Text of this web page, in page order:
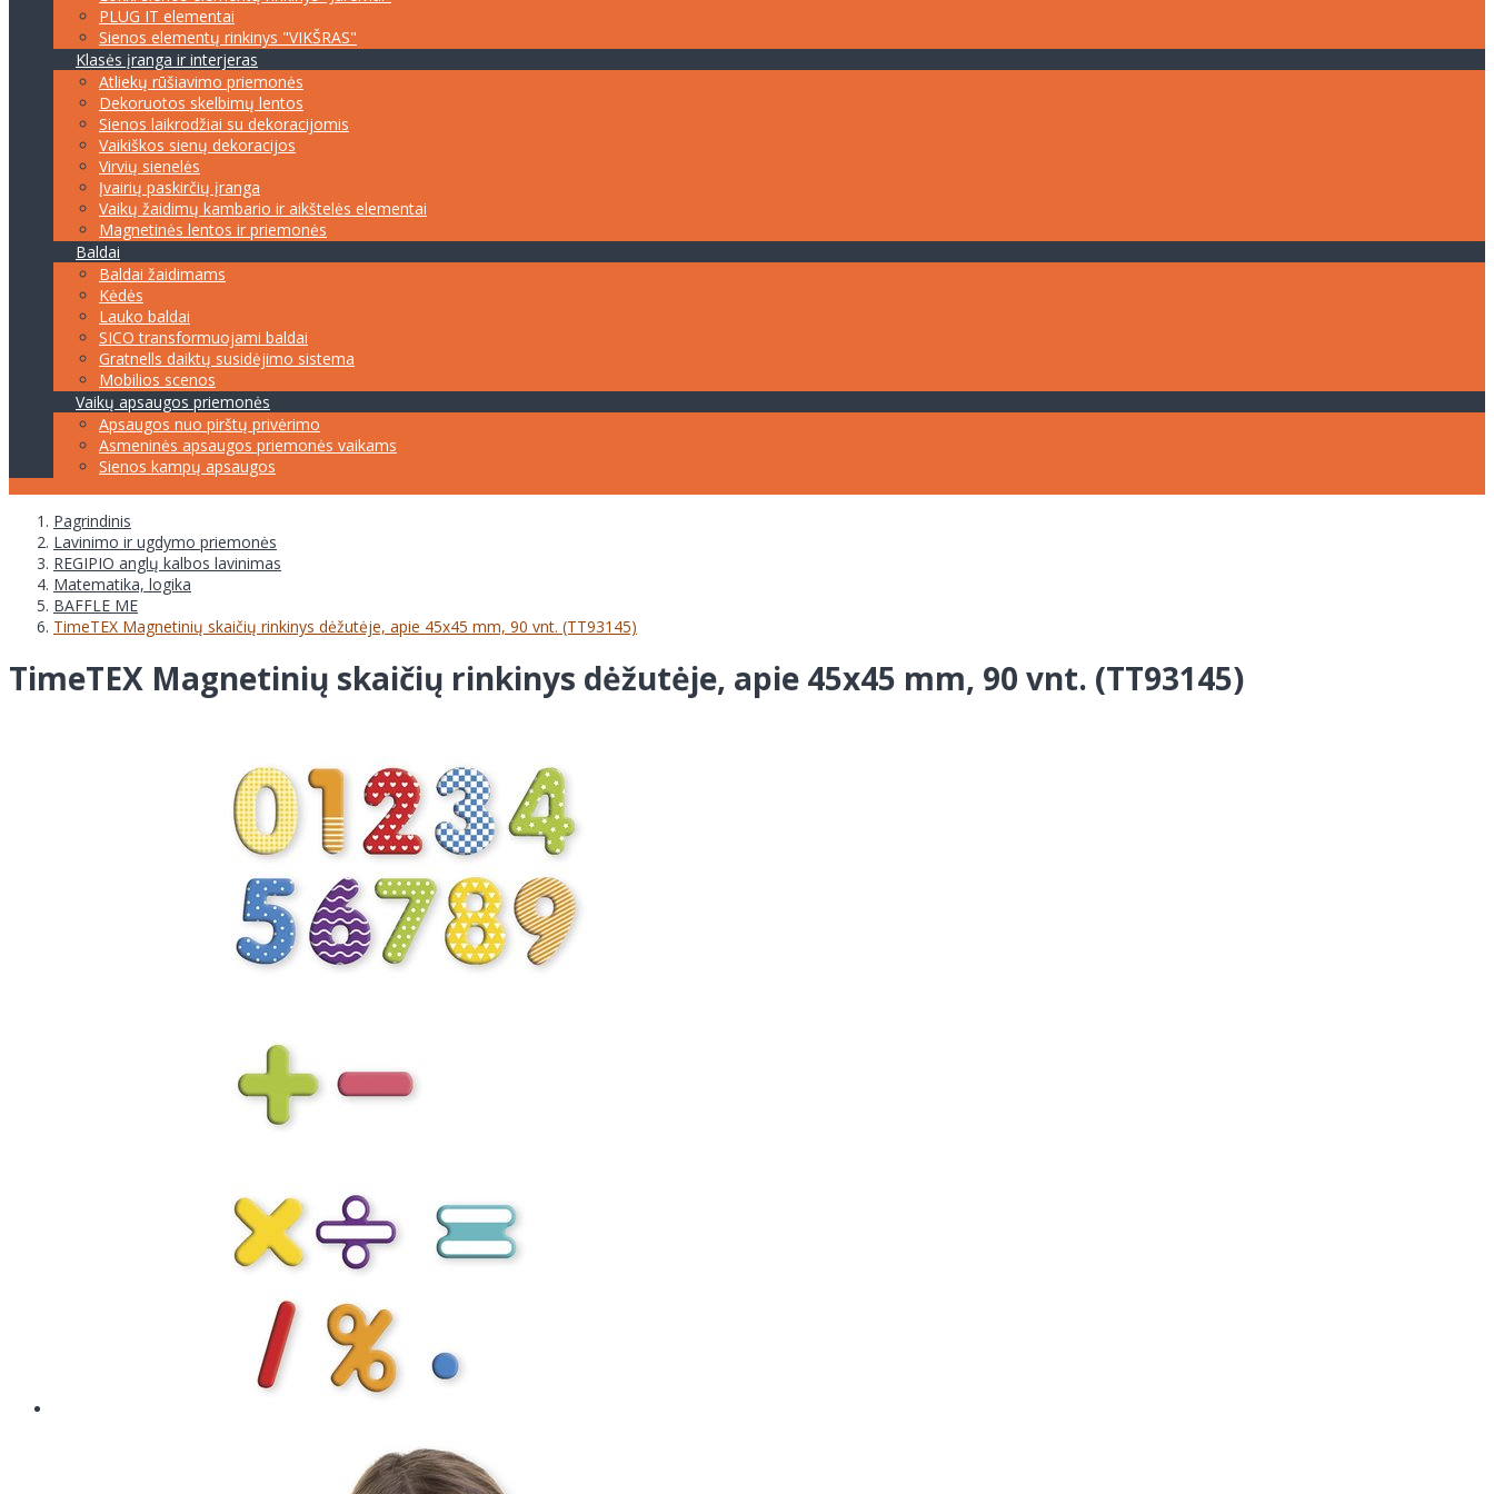
PLUG IT elementai
Sienos elementų rinkinys "VIKŠRAS"
Klasės įranga ir interjeras
Atliekų rūšiavimo priemonės
Dekoruotos skelbimų lentos
Sienos laikrodžiai su dekoracijomis
Vaikiškos sienų dekoracijos
Virvių sienelės
Įvairių paskirčių įranga
Vaikų žaidimų kambario ir aikštelės elementai
Magnetinės lentos ir priemonės
Baldai
Baldai žaidimams
Kėdės
Lauko baldai
SICO transformuojami baldai
Gratnells daiktų susidėjimo sistema
Mobilios scenos
Vaikų apsaugos priemonės
Apsaugos nuo pirštų privėrimo
Asmeninės apsaugos priemonės vaikams
Sienos kampų apsaugos
Pagrindinis
Lavinimo ir ugdymo priemonės
REGIPIO anglų kalbos lavinimas
Matematika, logika
BAFFLE ME
TimeTEX Magnetinių skaičių rinkinys dėžutėje, apie 45x45 mm, 90 vnt. (TT93145)
TimeTEX Magnetinių skaičių rinkinys dėžutėje, apie 45x45 mm, 90 vnt. (TT93145)